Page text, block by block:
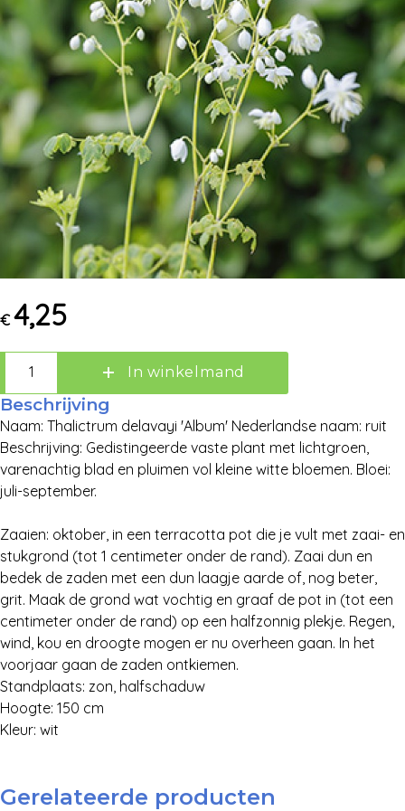
€ 4,25
In winkelmand
Beschrijving
Naam: Thalictrum delavayi 'Album' Nederlandse naam: ruit
Beschrijving: Gedistingeerde vaste plant met lichtgroen,
varenachtig blad en pluimen vol kleine witte bloemen. Bloei:
juli-september.
Zaaien: oktober, in een terracotta pot die je vult met zaai- en
stukgrond (tot 1 centimeter onder de rand). Zaai dun en
bedek de zaden met een dun laagje aarde of, nog beter,
grit. Maak de grond wat vochtig en graaf de pot in (tot een
centimeter onder de rand) op een halfzonnig plekje. Regen,
wind, kou en droogte mogen er nu overheen gaan. In het
voorjaar gaan de zaden ontkiemen.
Standplaats: zon, halfschaduw
Hoogte: 150 cm
Kleur: wit
Gerelateerde producten
Zoek: